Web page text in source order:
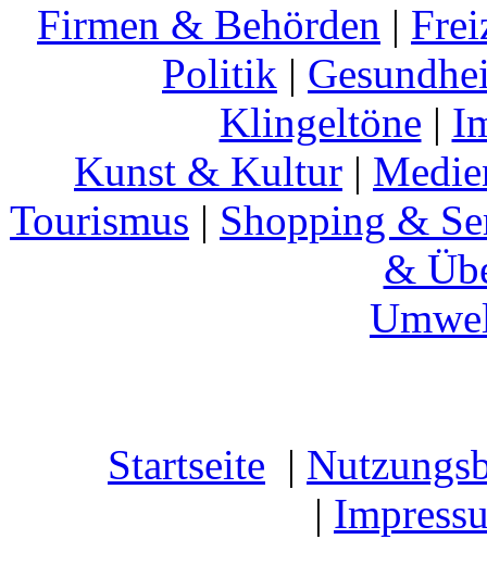
Firmen & Behörden |
Politik |
Klingeltöne |
Kunst & Kultur |
Tourismus | Shopping &
&
Startseite |
|